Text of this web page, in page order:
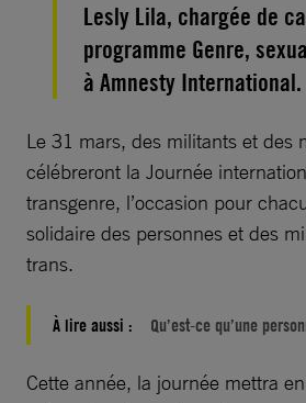
Lesly Lila, chargée de
programme Genre,
à Amnesty International.
Le 31 mars, des militants et des
célébreront la Journée
transgenre, l’occasion pour
solidaire des personnes et des
trans.
À lire aussi : Qu’est-ce qu’une
Cette année, la journée mettra